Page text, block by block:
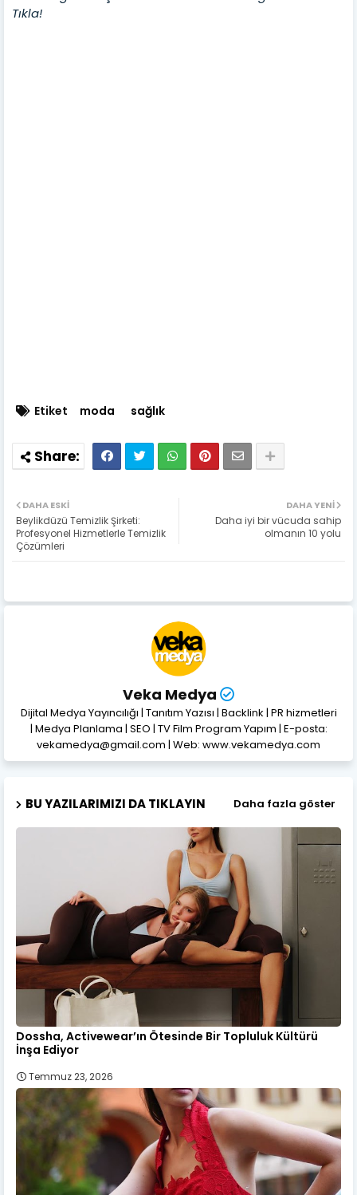
Tıkla!
Etiket moda sağlık
DAHA YENI
Daha iyi bir vücuda sahip
olmanın 10 yolu
DAHA ESKI
Beylikdüzü Temizlik Şirketi:
Profesyonel Hizmetlerle Temizlik
Çözümleri
Veka Medya
Dijital Medya Yayıncılığı | Tanıtım Yazısı | Backlink | PR hizmetleri
| Medya Planlama | SEO | TV Film Program Yapım | E-posta:
vekamedya@gmail.com | Web: www.vekamedya.com
BU YAZILARIMIZI DA TIKLAYIN Daha fazla göster
Dossha, Activewear’ın Ötesinde Bir Topluluk Kültürü
İnşa Ediyor
Temmuz 23, 2026